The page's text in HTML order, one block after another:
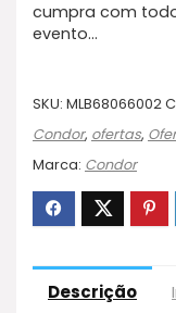
cumpra com
evento…
SKU: MLB68066002
Condor, ofertas,
Marca: Condor
Descrição